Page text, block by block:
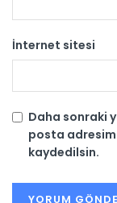
İnternet sitesi
Daha sonraki
posta adresim
kaydedilsin.